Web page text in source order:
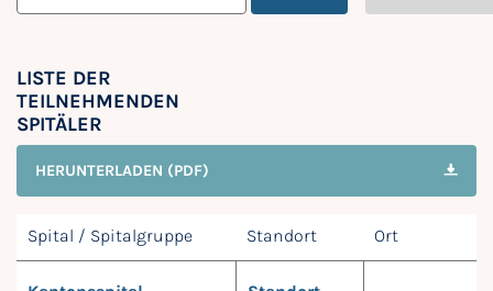
LISTE DER
TEILNEHMENDEN
SPITÄLER
HERUNTERLADEN (PDF)
Spital / Spitalgruppe Standort Ort